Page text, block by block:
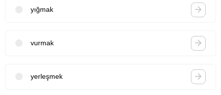
yığmak
vurmak
yerleşmek